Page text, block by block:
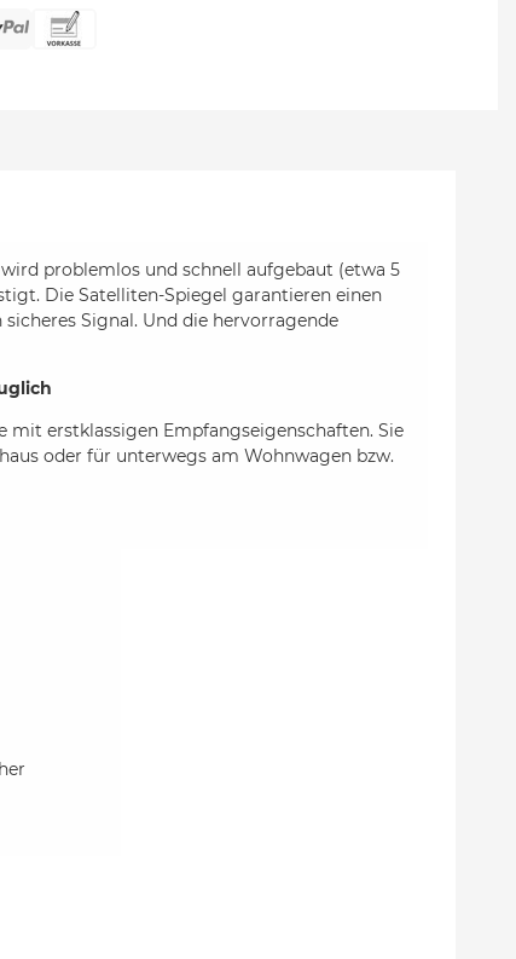
problemlos und schnell aufgebaut (etwa 5
Die Satelliten-Spiegel garantieren einen
Signal. Und die hervorragende
mit erstklassigen Empfangseigenschaften. Sie
oder für unterwegs am Wohnwagen bzw.